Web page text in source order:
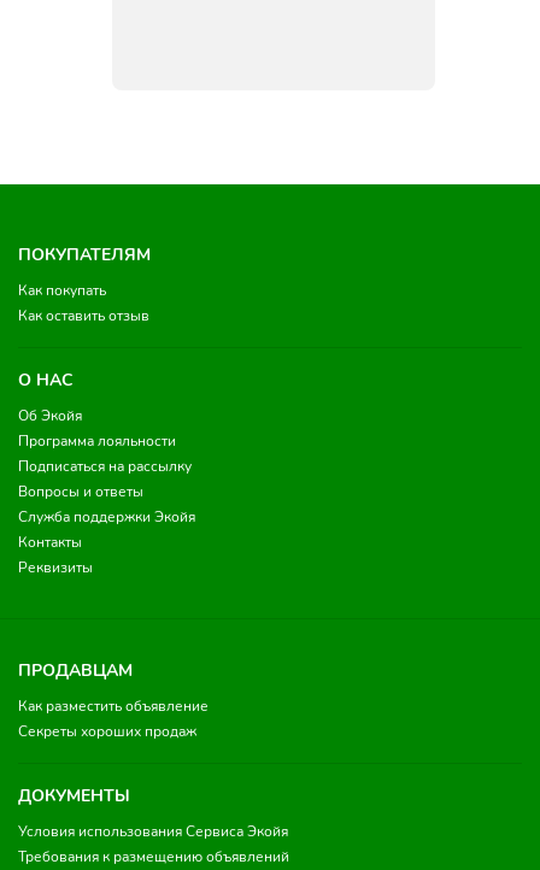
ПОКУПАТЕЛЯМ
Как покупать
Как оставить отзыв
О НАС
Об Экойя
Программа лояльности
Подписаться на рассылку
Вопросы и ответы
Служба поддержки Экойя
Контакты
Реквизиты
ПРОДАВЦАМ
Как разместить объявление
Секреты хороших продаж
ДОКУМЕНТЫ
Условия использования Сервиса Экойя
Требования к размещению объявлений